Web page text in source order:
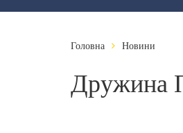
Головна Новини
Дружина